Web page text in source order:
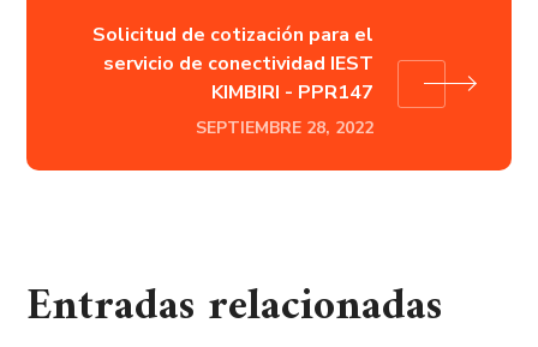
Solicitud de cotización para el
servicio de conectividad IEST
KIMBIRI - PPR147
SEPTIEMBRE 28, 2022
Entradas relacionadas